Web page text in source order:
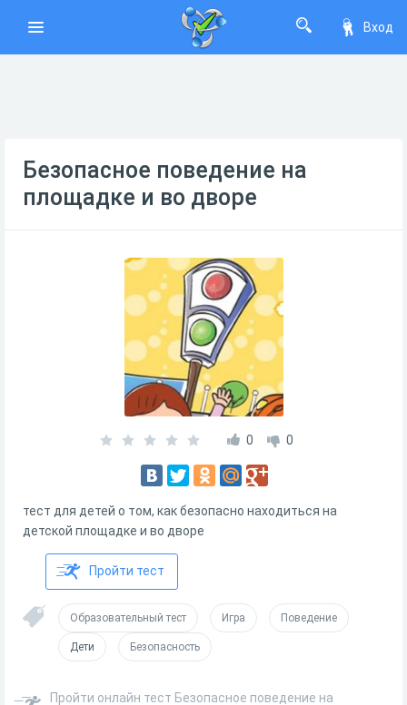
Вход
Безопасное поведение на
площадке и во дворе
0 0
тест для детей о том, как безопасно находиться на
детской площадке и во дворе
Пройти тест
Образовательный тест Игра Поведение
Дети Безопасность
Пройти онлайн тест Безопасное поведение на